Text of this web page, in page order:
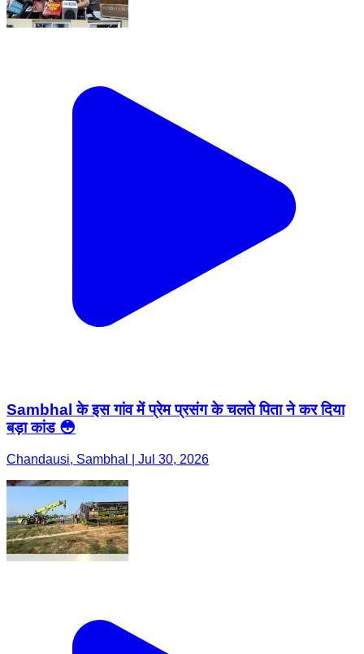
Sambhal के इस गांव में प्रेम प्रसंग के चलते पिता ने कर दिया
बड़ा कांड 😳
Chandausi, Sambhal | Jul 30, 2026